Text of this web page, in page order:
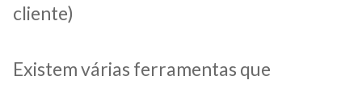
cliente)
Existem várias ferramentas que